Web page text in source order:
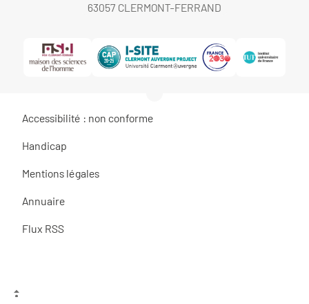
63057 CLERMONT-FERRAND
Accessibilité : non conforme
Handicap
Mentions légales
Annuaire
Flux RSS